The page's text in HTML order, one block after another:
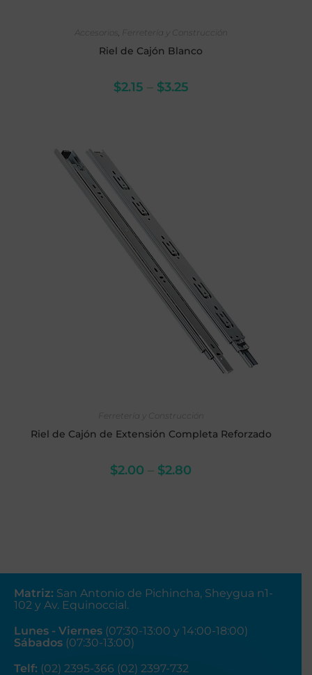
Accesorios , Ferretería y Construcción
Riel de Cajón Blanco
$2.15 – $3.25
Ferretería y Construcción
Riel de Cajón de Extensión Completa Reforzado
$2.00 – $2.80
Matriz: San Antonio de Pichincha, Sheygua n1-
102 y Av. Equinoccial.
Lunes - Viernes (07:30-13:00 y 14:00-18:00)
Sábados (07:30-13:00)
Telf: (02) 2395-366 (02) 2397-732